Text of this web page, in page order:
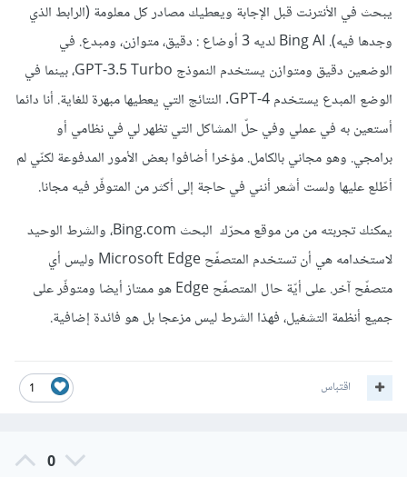
يبحث في الأنترنت قبل الإجابة ويعطيك مصادر كل معلومة (الرابط الذي
وجدها فيه). Bing AI لديه 3 أوضاع : دقيق، متوازن، ومبدع. في
الوضعين دقيق ومتوازن يستخدم النموذج GPT-3.5 Turbo، بينما في
الوضع المبدع يستخدم GPT-4. النتائج التي يعطيها مبهرة للغاية. أنا دائما
أستعين به في عملي وفي حلّ المشاكل التي تظهر لي في نظامي أو
برامجي. وهو مجاني بالكامل. مؤخرا أضافوا بعض الأمور المدفوعة لكنّي لم
أطّلع عليها ولست أشعر أنني في حاجة إلى أكثر من المتوفّر فيه مجانا.
يمكنك تجربته من من موقع محرّك البحث Bing.com، والشرط الوحيد
لاستخدامه هي أن تستخدم المتصفّح Microsoft Edge وليس أي
متصفّح آخر. على أيّة حال المتصفّح Edge هو ممتاز أيضا ومتوفّر على
جميع أنظمة التشغيل، فهذا الشرط ليس مزعجا بل هو فائدة إضافية.
1 اقتباس
0